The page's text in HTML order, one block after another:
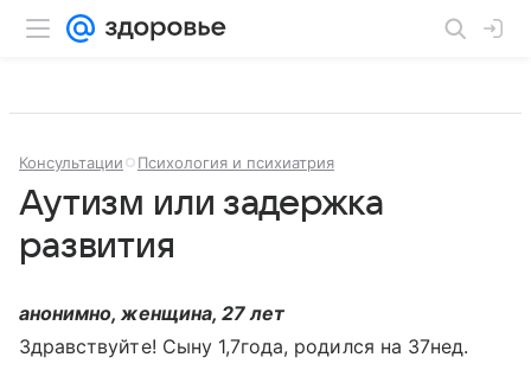
Консультации Психология и психиатрия
Аутизм или задержка
развития
анонимно, женщина, 27 лет
Здравствуйте! Сыну 1,7года, родился на 37нед.